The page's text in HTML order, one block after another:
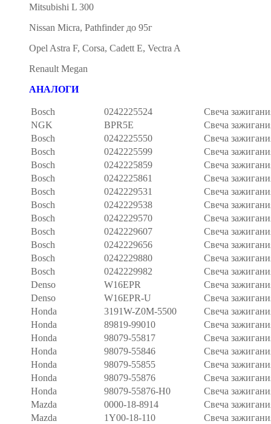
Mitsubishi L 300
Nissan Micra, Pathfinder до 95г
Opel Astra F, Corsa, Cadett E, Vectra A
Renault Megan
АНАЛОГИ
Bosch 0242225524
Свеча
NGK
BPR5E
Свеча
Bosch
0242225550
Свеча
Bosch
0242225599
Свеча
Bosch
0242225859
Свеча
Bosch
0242225861
Свеча
Bosch
0242229531
Свеча
Bosch
0242229538
Свеча
Bosch
0242229570
Свеча
Bosch
0242229607
Свеча
Bosch
0242229656
Свеча
Bosch
0242229880
Свеча
Bosch
0242229982
Свеча
Denso
W16EPR
Свеча
Denso
W16EPR-U
Свеча
Honda
3191W-Z0M-5500
Свеча
Honda
89819-99010
Свеча
Honda
98079-55817
Свеча
Honda
98079-55846
Свеча
Honda
98079-55855
Свеча
Honda
98079-55876
Свеча
Honda
98079-55876-H0
Свеча
Mazda
0000-18-8914
Свеча
Mazda
1Y00-18-110 Свеча